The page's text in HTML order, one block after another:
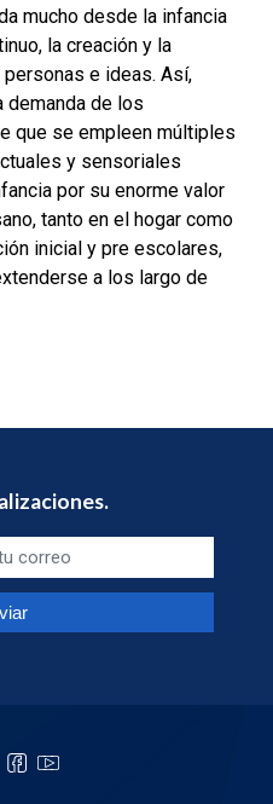
mucho desde la infancia
la creación y la
e ideas. Así,
de los
que se empleen múltiples
y sensoriales
por su enorme valor
tanto en el hogar como
inicial y pre escolares,
a los largo de